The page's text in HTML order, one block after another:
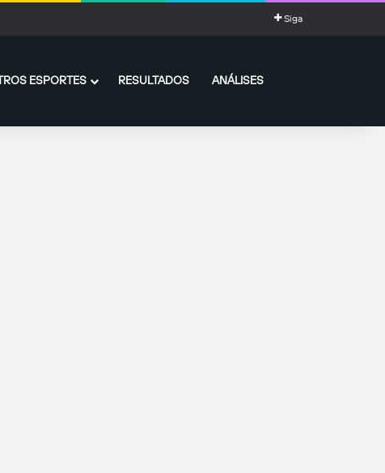
impressionante de gols Siga
ESPORTES RESULTADOS ANÁLISES